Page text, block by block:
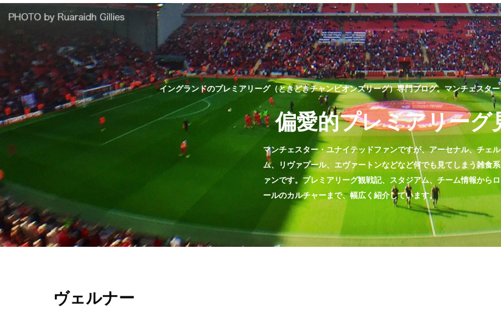
イングランドのプレミアリーグ（ときどきチャンピオンズリーグ）専門ブログ。マンチェスタ
偏愛的プレミアリーグ
マンチェスター・ユナイテッドファンですが、アーセナル、チェ
ム、リヴァプール、エヴァートンなどなど何でも見てしまう雑食
ァンです。プレミアリーグ観戦記、スタジアム、チーム情報から
ールのカルチャーまで、幅広く紹介しています。
ヴェルナー